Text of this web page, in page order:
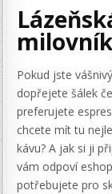
Pokud jste
dopřejete šálek
preferujete
chcete mít tu
kávu? A jak si ji
vám odpoví
potřebujete pro